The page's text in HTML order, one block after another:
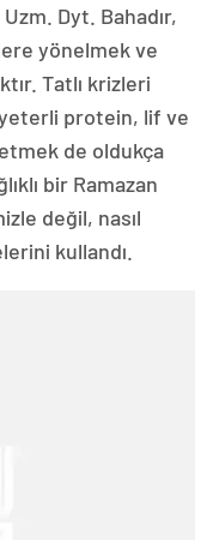
Dyt. Bahadır,
yönelmek ve
Tatlı krizleri
protein, lif ve
de oldukça
bir Ramazan
değil, nasıl
kullandı.